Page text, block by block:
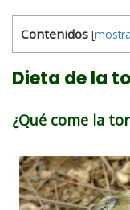
Contenidos [
Dieta de la
¿Qué come la